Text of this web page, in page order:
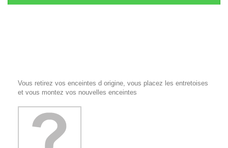
Vous retirez vos enceintes d origine, vous placez les entretoises
et vous montez vos nouvelles enceintes